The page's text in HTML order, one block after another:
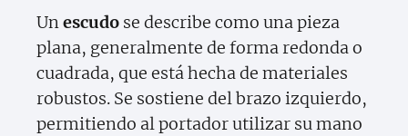
Unescudo se describe como una pieza
plana, generalmente de forma redonda o
cuadrada, que está hecha de materiales
robustos. Se sostiene del brazo izquierdo,
permitiendo al portador utilizar su mano